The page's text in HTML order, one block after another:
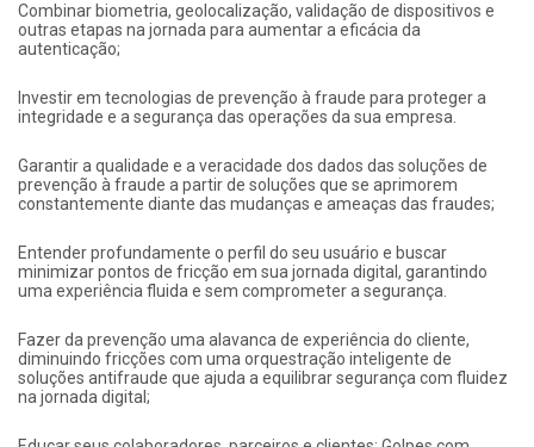
Combinar biometria, geolocalização, validação de dispositivos e
outras etapas na jornada para aumentar a eficácia da
autenticação;
Investir em tecnologias de prevenção à fraude para proteger a
integridade e a segurança das operações da sua empresa.
Garantir a qualidade e a veracidade dos dados das soluções de
prevenção à fraude a partir de soluções que se aprimorem
constantemente diante das mudanças e ameaças das fraudes;
Entender profundamente o perfil do seu usuário e buscar
minimizar pontos de fricção em sua jornada digital, garantindo
uma experiência fluida e sem comprometer a segurança.
Fazer da prevenção uma alavanca de experiência do cliente,
diminuindo fricções com uma orquestração inteligente de
soluções antifraude que ajuda a equilibrar segurança com fluidez
na jornada digital;